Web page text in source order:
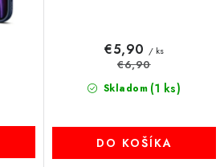
Skladom (1 ks)
€5,90 / ks
€6,90
DO KOŠÍKA